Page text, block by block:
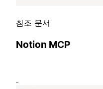
참조 문서
Notion MCP